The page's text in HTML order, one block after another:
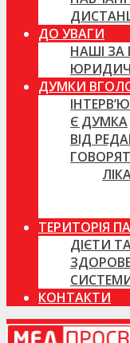
ДО УВАГИ
НАШІ
ДУМКИ
ІНТЕРВ’Ю
Є ДУМКА
ВІД
ТЕРИТОРІЯ
ДІЄТИ
КОНТАКТИ